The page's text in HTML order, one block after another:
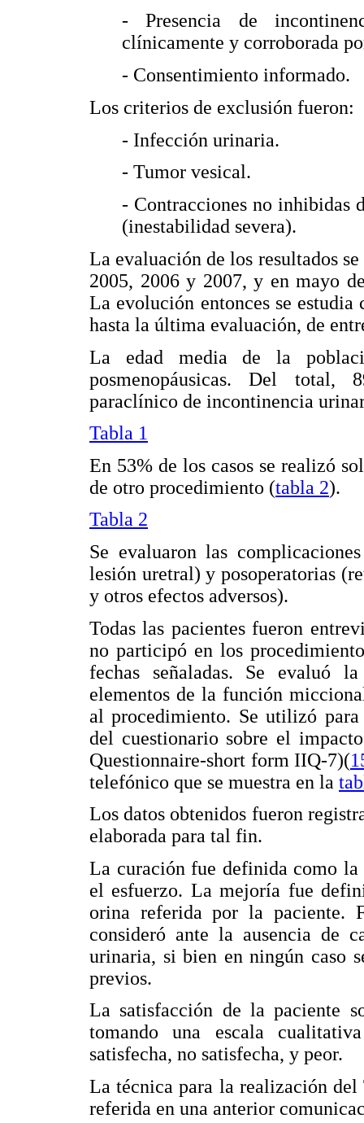
- Presencia de
clínicamente y corroborada
- Consentimiento informado.
Los criterios de exclusión fueron:
- Infección urinaria.
- Tumor vesical.
- Contracciones no inhibidas
(inestabilidad severa).
La evaluación de los resultados
2005, 2006 y 2007, y en mayo
La evolución entonces se
hasta la última evaluación, de
La edad media de la
posmenopáusicas. Del total,
paraclínico de incontinencia
Tabla 1
En 53% de los casos se realizó
de otro procedimiento (tabla 2).
Tabla 2
Se evaluaron las
lesión uretral) y posoperatorias
y otros efectos adversos).
Todas las pacientes fueron
no participó en los
fechas señaladas. Se evaluó
elementos de la función
al procedimiento. Se utilizó
del cuestionario sobre el
Questionnaire-short form IIQ-7)(
telefónico que se muestra en la
Los datos obtenidos fueron
elaborada para tal fin.
La curación fue definida como la
el esfuerzo. La mejoría fue
orina referida por la paciente.
consideró ante la ausencia de
urinaria, si bien en ningún caso
previos.
La satisfacción de la paciente
tomando una escala
satisfecha, no satisfecha, y peor.
La técnica para la realización
referida en una anterior